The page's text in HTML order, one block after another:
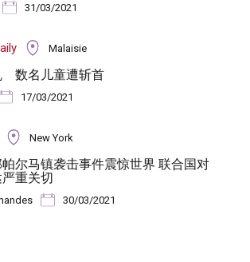
31/03/2021
Malaisie
数名儿童遭斩首
17/03/2021
New York
尔马镇袭击事件震惊世界 联合国对
重关切
30/03/2021